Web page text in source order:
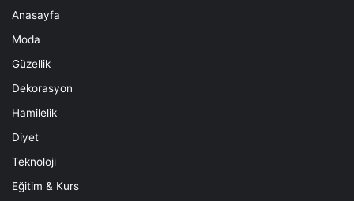
Anasayfa
Moda
Güzellik
Dekorasyon
Hamilelik
Diyet
Teknoloji
Eğitim & Kurs